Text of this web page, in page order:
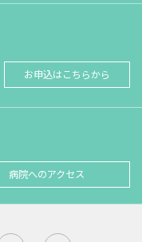
お申込はこちらから
病院へのアクセス